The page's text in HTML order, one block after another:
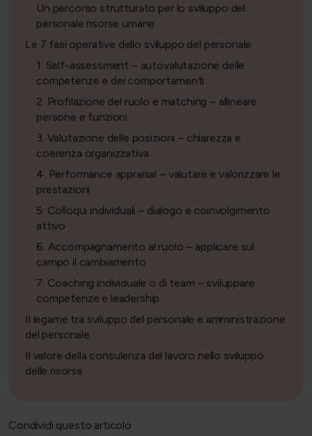
Un percorso strutturato per lo sviluppo del
personale risorse umane
Le 7 fasi operative dello sviluppo del personale
1. Self-assessment – autovalutazione delle
competenze e dei comportamenti
2. Profilazione del ruolo e matching – allineare
persone e funzioni
3. Valutazione delle posizioni – chiarezza e
coerenza organizzativa
4. Performance appraisal – valutare e valorizzare le
prestazioni
5. Colloqui individuali – dialogo e coinvolgimento
attivo
6. Accompagnamento al ruolo – applicare sul
campo il cambiamento
7. Coaching individuale o di team – sviluppare
competenze e leadership
Il legame tra sviluppo del personale e amministrazione
del personale
Il valore della consulenza del lavoro nello sviluppo
delle risorse
Condividi questo articolo